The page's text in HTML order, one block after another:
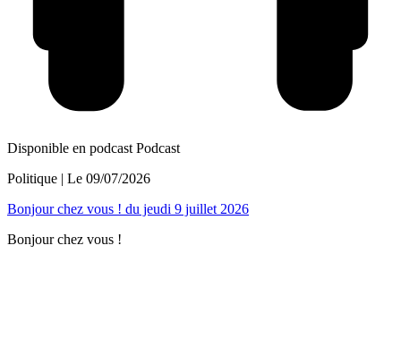
Disponible en podcast Podcast
Politique | Le 09/07/2026
Bonjour chez vous ! du jeudi 9 juillet 2026
Bonjour chez vous !